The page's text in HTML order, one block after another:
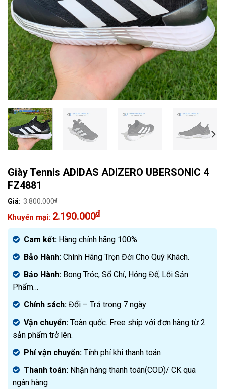
Giày Tennis ADIDAS ADIZERO UBERSONIC 4
FZ4881
3.800.000₫
Giá
gốc
là:
3.800.000₫.
2.190.000₫
Giá
hiện
tại
là:
2.190.000₫.
Cam kết: Hàng chính hãng 100%
Bảo Hành: Chính Hãng Trọn Đời Cho Quý Khách.
Bảo Hành: Bong Tróc, Sổ Chỉ, Hỏng Đế, Lỗi Sản
Phẩm…
Chính sách: Đổi – Trả trong 7 ngày
Vận chuyển: Toàn quốc. Free ship với đơn hàng từ 2
sản phẩm trở lên.
Phí vận chuyển: Tính phí khi thanh toán
Thanh toán: Nhận hàng thanh toán(COD)/ CK qua
ngân hàng